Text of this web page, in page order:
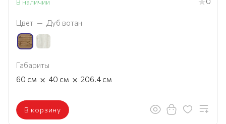
В наличии
Цвет — Дуб вотан
Габариты
60 см × 40 см × 206.4 см
В корзину